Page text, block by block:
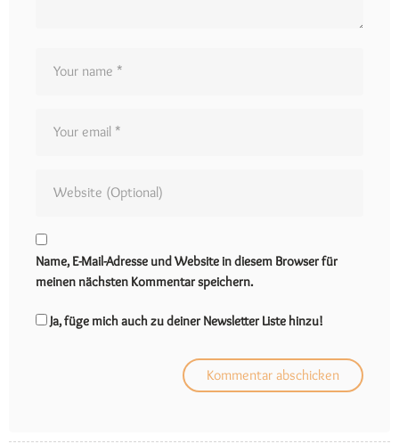
Name, E-Mail-Adresse und Website in diesem Browser für
meinen nächsten Kommentar speichern.
Ja, füge mich auch zu deiner Newsletter Liste hinzu!